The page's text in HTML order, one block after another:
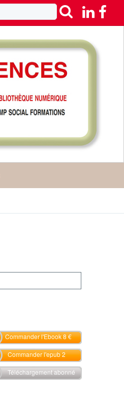
Commander l'Ebook 8 €
Commander l'epub 2
Téléchargement abonné